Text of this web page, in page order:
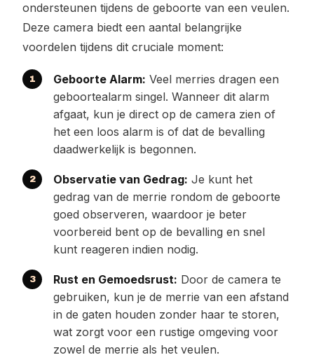
ondersteunen tijdens de geboorte van een veulen.
Deze camera biedt een aantal belangrijke
voordelen tijdens dit cruciale moment:
Geboorte Alarm: Veel merries dragen een
geboortealarm singel. Wanneer dit alarm
afgaat, kun je direct op de camera zien of
het een loos alarm is of dat de bevalling
daadwerkelijk is begonnen.
Observatie van Gedrag: Je kunt het
gedrag van de merrie rondom de geboorte
goed observeren, waardoor je beter
voorbereid bent op de bevalling en snel
kunt reageren indien nodig.
Rust en Gemoedsrust: Door de camera te
gebruiken, kun je de merrie van een afstand
in de gaten houden zonder haar te storen,
wat zorgt voor een rustige omgeving voor
zowel de merrie als het veulen.